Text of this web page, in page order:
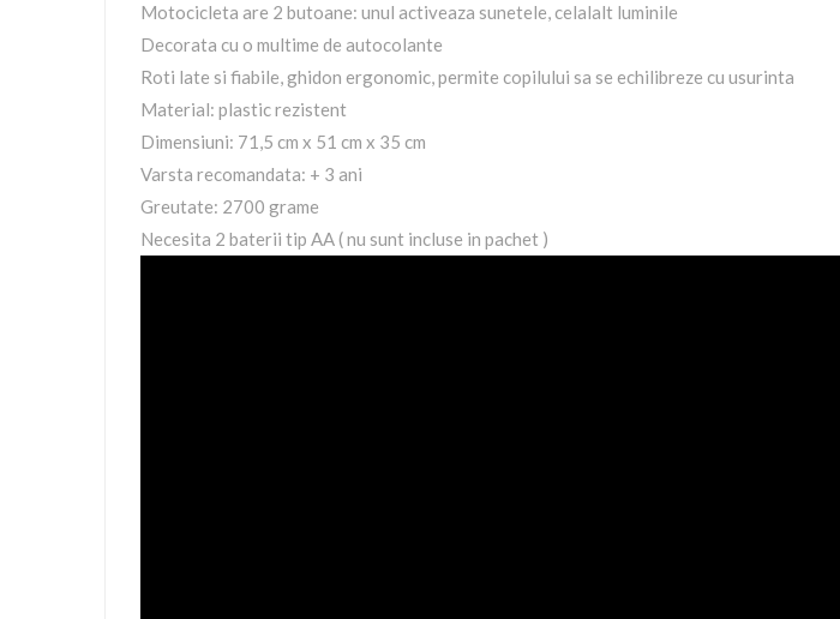
Motocicleta are 2 butoane: unul activeaza sunetele, celalalt luminile
Decorata cu o multime de autocolante
Roti late si fiabile, ghidon ergonomic, permite copilului sa se echilibreze cu usurinta
Material: plastic rezistent
Dimensiuni: 71,5 cm x 51 cm x 35 cm
Varsta recomandata: + 3 ani
Greutate: 2700 grame
Necesita 2 baterii tip AA ( nu sunt incluse in pachet )